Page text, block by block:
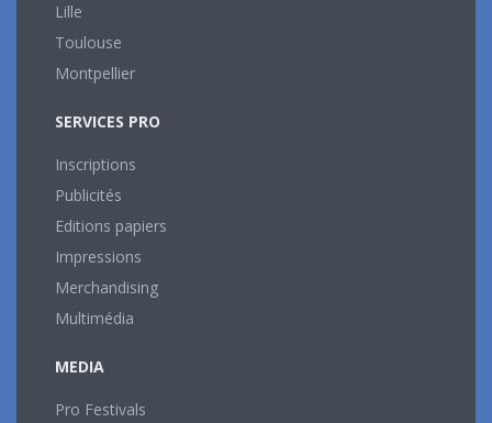
Lille
Toulouse
Montpellier
SERVICES PRO
Inscriptions
Publicités
Editions papiers
Impressions
Merchandising
Multimédia
MEDIA
Pro Festivals